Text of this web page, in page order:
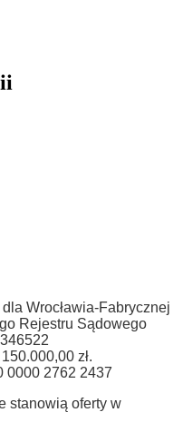
Wrocławia-Fabrycznej
Rejestru Sądowego
zł.
0000 2762 2437
stanowią oferty w